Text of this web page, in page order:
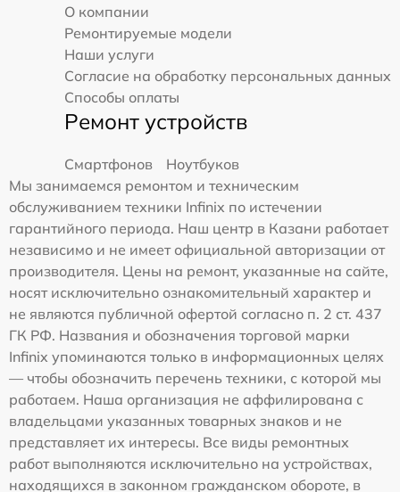
О компании
Ремонтируемые модели
Наши услуги
Согласие на обработку персональных данных
Способы оплаты
Ремонт устройств
Смартфонов
Ноутбуков
Мы занимаемся ремонтом и техническим
обслуживанием техники Infinix по истечении
гарантийного периода. Наш центр в Казани работает
независимо и не имеет официальной авторизации от
производителя. Цены на ремонт, указанные на сайте,
носят исключительно ознакомительный характер и
не являются публичной офертой согласно п. 2 ст. 437
ГК РФ. Названия и обозначения торговой марки
Infinix упоминаются только в информационных целях
— чтобы обозначить перечень техники, с которой мы
работаем. Наша организация не аффилирована с
владельцами указанных товарных знаков и не
представляет их интересы. Все виды ремонтных
работ выполняются исключительно на устройствах,
находящихся в законном гражданском обороте, в